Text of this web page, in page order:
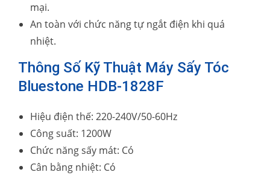
mại.
An toàn với chức năng tự ngắt điện khi quá
nhiệt.
Thông Số Kỹ Thuật Máy Sấy Tóc
Bluestone HDB-1828F
Hiệu điện thế: 220-240V/50-60Hz
Công suất: 1200W
Chức năng sấy mát: Có
Cân bằng nhiệt: Có